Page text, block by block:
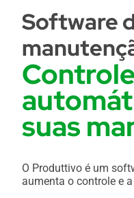
Software
suas
O Produttivo é um
aumenta o controle e